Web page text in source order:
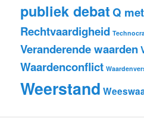
publiek debatQ
Rechtvaardigheid
Veranderende waarden
Waardenconflict
Weerstand